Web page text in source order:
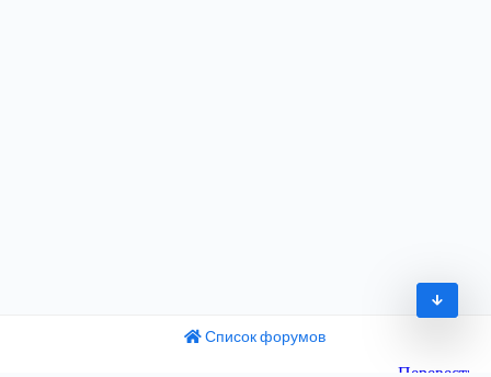
Список форумов